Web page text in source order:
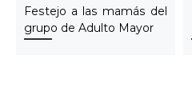
Festejo a las mamás del
grupo de Adulto Mayor